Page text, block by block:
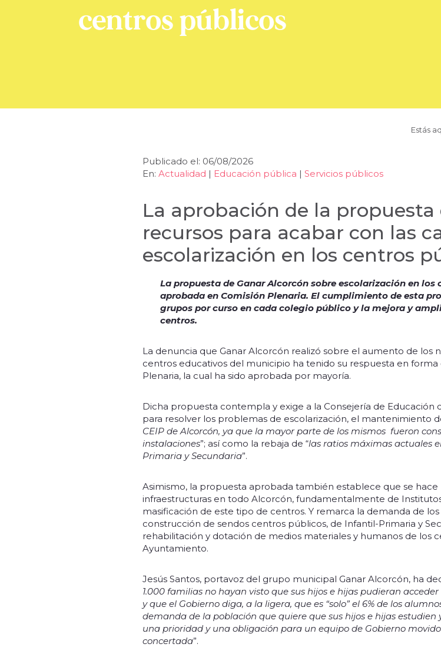
centros públicos
Estás
Publicado el: 06/08/2026
En: Actualidad | Educación pública | Servicios públicos
La aprobación de la
recursos para acabar con las
escolarización en los centros
La propuesta de Ganar Alcorcón sobre escolarización en
aprobada en Comisión Plenaria. El cumplimiento de esta
grupos por curso en cada colegio público y la mejora y
centros.
La denuncia que Ganar Alcorcón realizó sobre el aumento de los
centros educativos del municipio ha tenido su respuesta en
Plenaria, la cual ha sido aprobada por mayoría.
Dicha propuesta contempla y exige a la Consejería de
para resolver los problemas de escolarización, el mantenimiento
CEIP de Alcorcón, ya que la mayor parte de los mismos fueron
instalaciones”; así como la rebaja de “las ratios máximas actuales
Primaria y Secundaria”.
Asimismo, la propuesta aprobada también establece que se
infraestructuras en todo Alcorcón, fundamentalmente de
masificación de este tipo de centros. Y remarca la demanda de
construcción de sendos centros públicos, de Infantil-Primaria y
rehabilitación y dotación de medios materiales y humanos de los
Ayuntamiento.
Jesús Santos, portavoz del grupo municipal Ganar Alcorcón, ha
1.000 familias no hayan visto que sus hijos e hijas pudieran
y que el Gobierno diga, a la ligera, que es “solo” el 6% de los
demanda de la población que quiere que sus hijos e hijas
una prioridad y una obligación para un equipo de Gobierno
concertada”.